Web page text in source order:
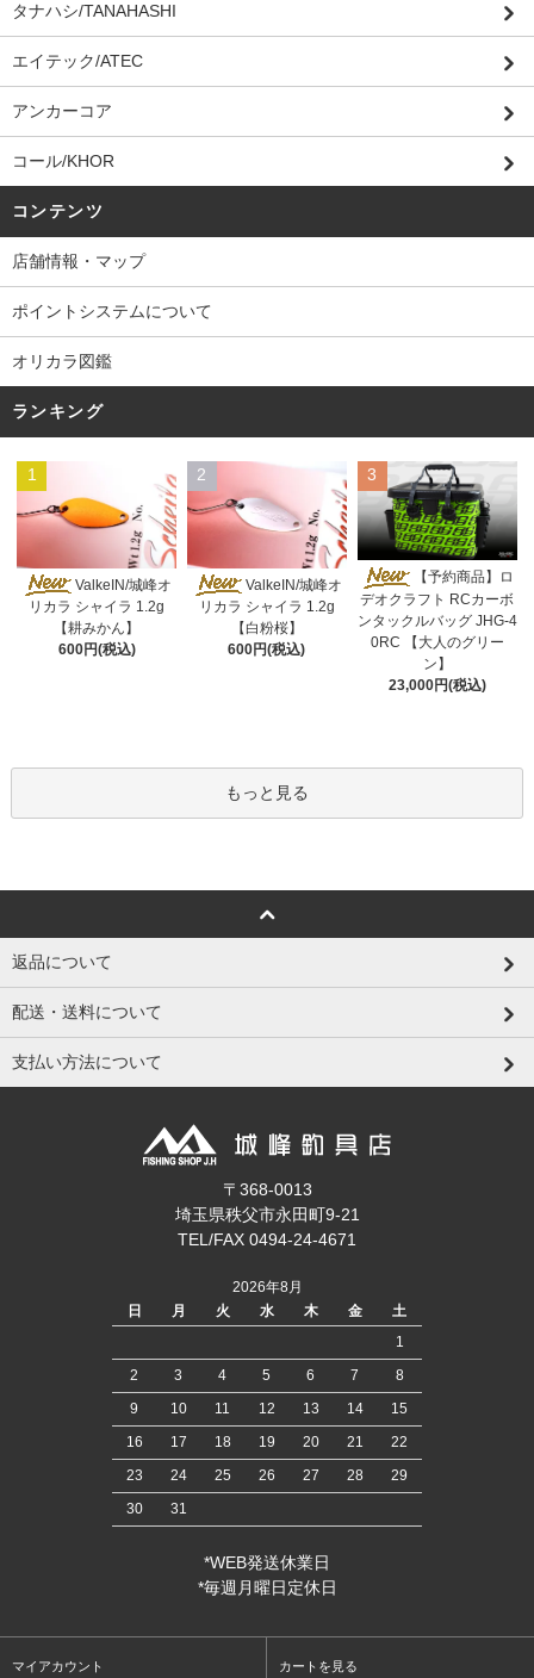
タナハシ/TANAHASHI
エイテック/ATEC
アンカーコア
コール/KHOR
コンテンツ
店舗情報・マップ
ポイントシステムについて
オリカラ図鑑
ランキング
1
ValkeIN/城峰オ
リカラ シャイラ 1.2g
【耕みかん】
600円(税込)
2
ValkeIN/城峰オ
リカラ シャイラ 1.2g
【白粉桜】
600円(税込)
3
【予約商品】ロ
デオクラフト RCカーボ
ンタックルバッグ JHG-4
0RC 【大人のグリー
ン】
23,000円(税込)
もっと見る
返品について
配送・送料について
支払い方法について
〒368-0013
埼玉県秩父市永田町9-21
TEL/FAX 0494-24-4671
2026年8月
日
月 火 水 木 金
土
1
2
3 4 5 6 7
8
9
10 11 12 13 14
15
16
17 18 19 20 21
22
23
24 25 26 27 28
29
30
31
*WEB発送休業日
*毎週月曜日定休日
マイアカウント カートを見る